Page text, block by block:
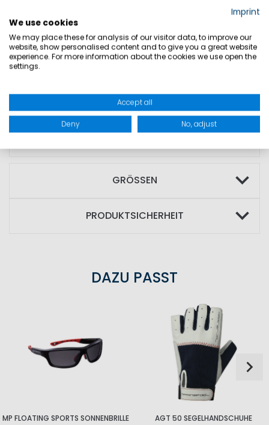
• flexibler und wasserabweisender PE-
Schaum
• hohe Bewegungsfreiheit und
• ideal für Segeln, Surfen und SUP
• erhältlich für 30–50 kg, 50–70 kg, 70–90
kg und 90+ kg
GRÖSSEN
PRODUKTSICHERHEIT
DAZU PASST
MP FLOATING SPORTS SONNENBRILLE AGT 50 SEGELHANDSCHUHE
Imprint
We use cookies
We may place these for analysis of our visitor data, to improve our
website, show personalised content and to give you a great website
experience. For more information about the cookies we use open the
settings.
Accept all
Deny No, adjust